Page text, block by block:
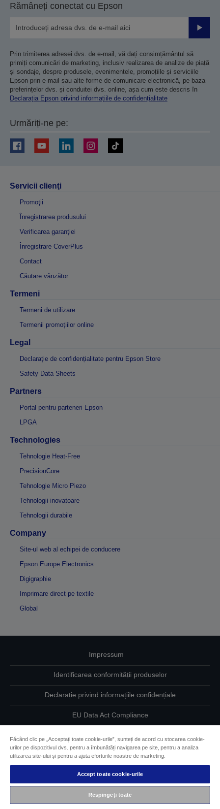
Rămâneți conectat cu Epson
Prin trimiterea adresei dvs. de e-mail, vă dați consimțământul să
primiți comunicări de marketing, inclusiv realizarea de analize de piață
și sondaje, despre produsele, evenimentele, promoțiile și serviciile
Epson prin e-mail sau alte forme de comunicare electronică, pe baza
preferințelor dvs. și conduitei dvs. online, așa cum este descris în
Declarația Epson privind informațiile de confidențialitate
Urmăriți-ne pe:
Servicii clienţi
Promoţii
Înregistrarea produsului
Verificarea garanției
Înregistrare CoverPlus
Contact
Căutare vânzător
Termeni
Termeni de utilizare
Termenii promoțiilor online
Legal
Declarație de confidențialitate pentru Epson Store
Safety Data Sheets
Partners
Portal pentru parteneri Epson
LPGA
Technologies
Tehnologie Heat-Free
PrecisionCore
Tehnologie Micro Piezo
Tehnologii inovatoare
Tehnologii durabile
Company
Site-ul web al echipei de conducere
Epson Europe Electronics
Digigraphie
Imprimare direct pe textile
Global
Impressum
Identificarea conformității produselor
Declarație privind informațiile confidențiale
EU Data Act Compliance
Informaţii despre modulele cookie
Angajamentul Epson pe linie de accesibilitate
Drepturi de autor © 2026 Seiko Epson
Făcând clic pe „Acceptați toate cookie-urile”, sunteți de acord cu stocarea cookie-
urilor pe dispozitivul dvs. pentru a îmbunătăți navigarea pe site, pentru a analiza
utilizarea site-ului și pentru a ajuta eforturile noastre de marketing.
Accept toate cookie-urile
Respingeți toate